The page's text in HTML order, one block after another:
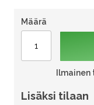
Määrä
Lisäksi tilaan